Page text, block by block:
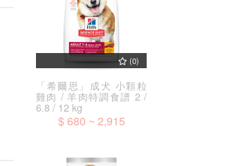
(0)
「希爾思」成犬 小顆粒
雞肉 / 羊肉特調食譜 2 /
6.8 / 12 kg
$ 680 ~ 2,915